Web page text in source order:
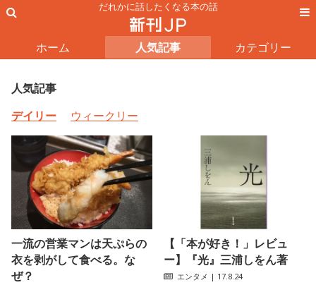
だれかに話したくなる本の話
ホーム 人気記事 カテゴリー
人気記事
デイリー
ウィークリー
一流の営業マンは天ぷらの
衣を剥がして食べる。な
ぜ？
【「本が好き！」レビュ
ー】『光』三浦しをん著
エンタメ | 17.8.24